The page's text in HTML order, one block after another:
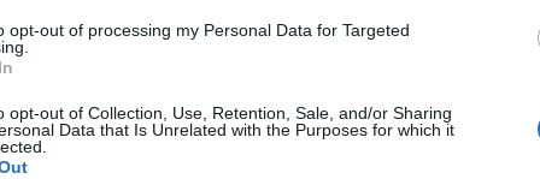
opt-out of processing my Personal Data for Targeted
opt-out of Collection, Use, Retention, Sale, and/or Sharing
Data that Is Unrelated with the Purposes for which it